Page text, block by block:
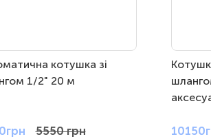
котушка зі
1/2" 20 м
5550 грн